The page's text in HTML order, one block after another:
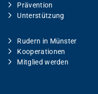
Prävention
Unterstützung
Rudern in Münster
Kooperationen
Mitglied werden